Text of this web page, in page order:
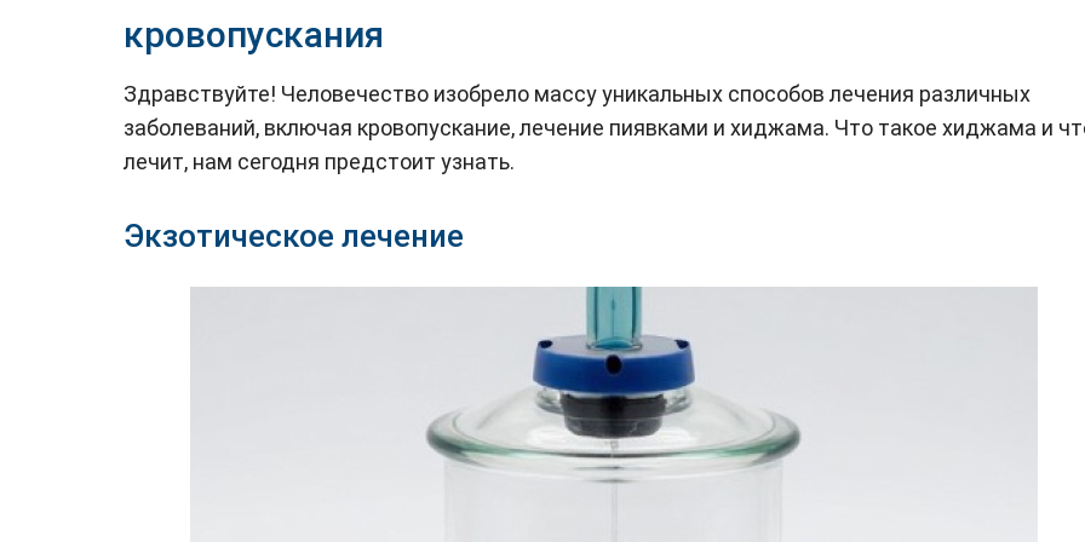
кровопускания
Здравствуйте! Человечество изобрело массу уникальных способов лечения различных
заболеваний, включая кровопускание, лечение пиявками и хиджама. Что такое хиджама и
лечит, нам сегодня предстоит узнать.
Экзотическое лечение